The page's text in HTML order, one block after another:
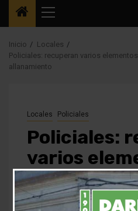
Menú
principal
Inicio
Locales
Policiales: recuperan varios
allanamiento
Locales Policiales
Policiales:
varios
sustraídos
mismo